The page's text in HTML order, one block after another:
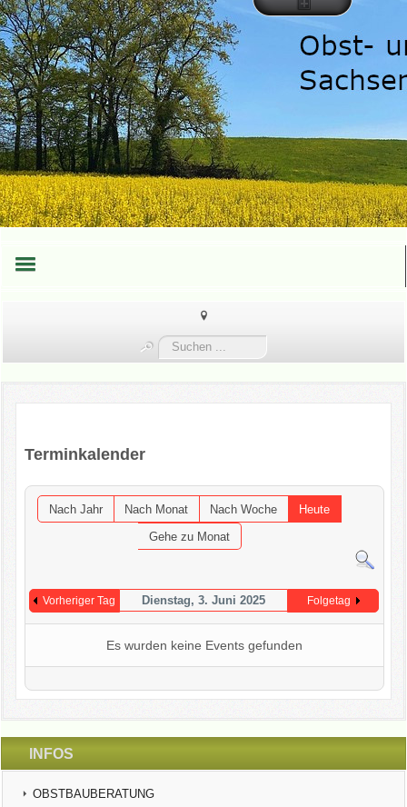
UNSER VEREIN
KONTAKT
Suchen
...
Terminkalender
Nach Jahr Nach Monat Nach Woche
Heute
Gehe zu Monat
Vorheriger Tag Dienstag, 3. Juni 2025 Folgetag
Es wurden keine Events gefunden
INFOS
OBSTBAUBERATUNG